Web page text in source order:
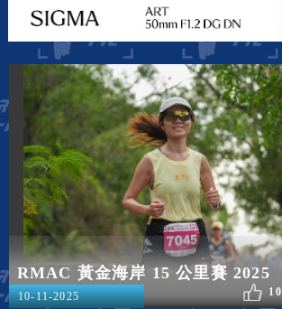
RMAC 黃金海岸 15 公里賽 2025
10
10-11-2025